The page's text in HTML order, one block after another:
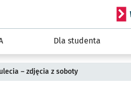
Dla studenta
– zdjęcia z soboty